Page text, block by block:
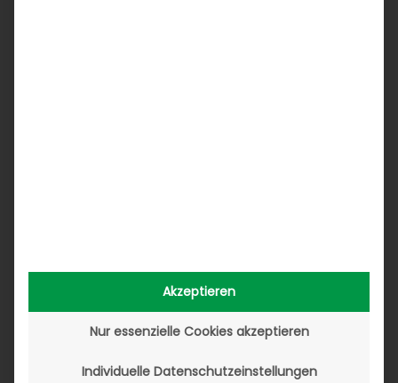
Akzeptieren
Nur essenzielle Cookies akzeptieren
Individuelle Datenschutzeinstellungen